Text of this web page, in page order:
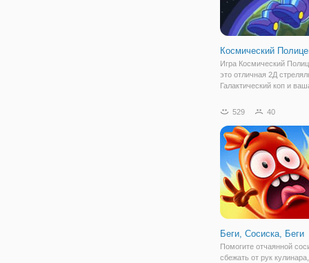
Космический
Игра Космический
это отличная 2Д
Галактический коп и
Стреляйте по
космических. Очистите
тюрьму от
529 40
Беги, Сосиска, Беги
Помогите отчаянной
сбежать от рук